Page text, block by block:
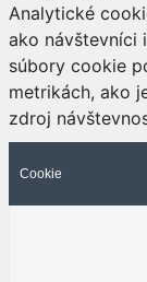
Analytické
ako návštevníci
súbory cookie
metrikách, ako
zdroj
Cookie